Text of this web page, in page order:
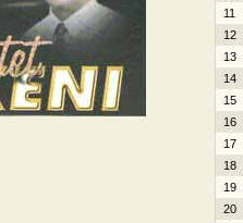
11
12
13
14
15
16
17
18
19
20